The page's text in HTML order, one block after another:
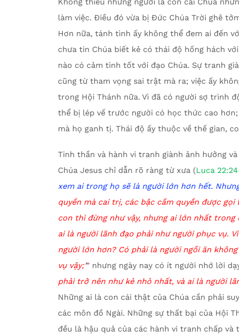
làm việc. Điều đó vừa bị Đức Chúa Trời ghê
Hơn nữa, tánh tình ấy không thể đem ai đến
chưa tin Chúa biết kẻ có thái độ hống hách
nào có cảm tình tốt với đạo Chúa. Sự tranh
cũng từ tham vọng sai trật mà ra; việc ấy
trong Hội Thánh nữa. Vì đã có người sợ trình
thể bị lép vế trước người có học thức cao
mà họ ganh tị. Thái độ ấy thuộc về thế gian,
Tinh thần và hành vi tranh giành ảnh hưởng
Chúa Jesus chỉ dẫn rõ ràng từ xưa (Luca
xem ai trong họ sẽ là người lớn hơn hết.
quyền mà cai trị, các bậc cầm quyền được
con thì đừng như vậy, nhưng ai lớn nhất
ai là người lãnh đạo phải như người phục vụ.
người lớn hơn? Có phải là người ngồi ăn
vụ vậy;’” nhưng ngày nay có ít người nhớ lời
phải trở nên như kẻ nhỏ nhất, và ai là người
Những ai là con cái thật của Chúa cần phải
các môn đồ Ngài. Những sự thất bại của Hội
đều là hậu quả của các hành vi tranh chấp